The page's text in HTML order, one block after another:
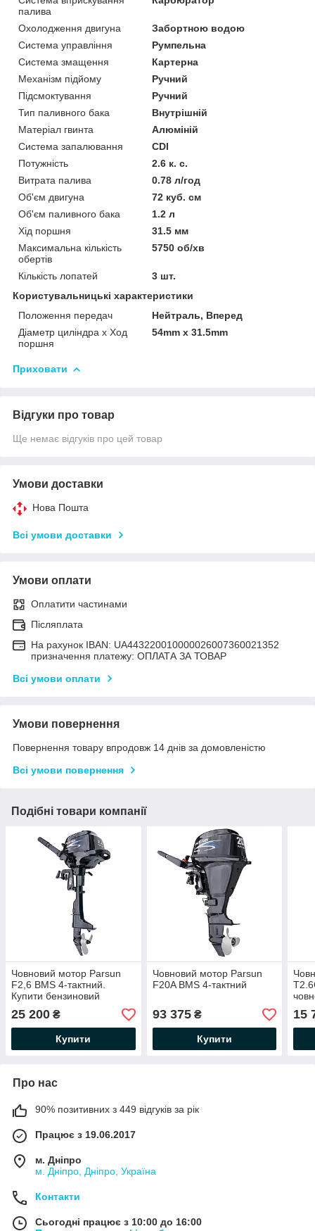
палива
Охолодження двигуна
Забортною водою
Система управління
Румпельна
Система змащення
Картерна
Механізм підйому
Ручний
Підсмоктування
Ручний
Тип паливного бака
Внутрішній
Матеріал гвинта
Алюміній
Система запалювання
CDI
Потужність
2.6 к. с.
Витрата палива
0.78 л/год
Об'єм двигуна
72 куб. см
Об'єм паливного бака
1.2 л
Хід поршня
31.5 мм
Максимальна кількість
обертів
5750 об/хв
Кількість лопатей
3 шт.
Користувальницькі характеристики
Положення передач
Нейтраль, Вперед
Діаметр циліндра x Ход
поршня
54mm x 31.5mm
Приховати
Відгуки про товар
Ще немає відгуків про цей товар
Умови доставки
Нова Пошта
Всі умови доставки
Умови оплати
Оплатити частинами
Післяплата
На рахунок IBAN: UA443220010000026007360021352
призначення платежу: ОПЛАТА ЗА ТОВАР
Всі умови оплати
Умови повернення
Повернення товару впродовж 14 днів за домовленістю
Всі умови повернення
Подібні товари компанії
Човновий мотор Parsun
F2,6 BMS 4-тактний.
Купити бензиновий
човновий мотор Парсун
Ф2.6БМС
25 200 ₴
Купити
Човновий мотор Parsun
F20A BMS 4-тактний
93 375₴
Купити
2.6
15
Про нас
90% позитивних з 449 відгуків за рік
Працює з 19.06.2017
м. Дніпро
м. Дніпро, Дніпро, Україна
Контакти
Сьогодні працює з 10:00 до 16:00